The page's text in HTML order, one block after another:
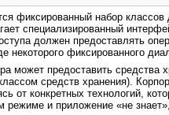
фиксированный набор
специализированный
должен предоставлять
некоторого фиксированного
может предоставить
средств хранения).
от конкретных технологий,
и приложение «не